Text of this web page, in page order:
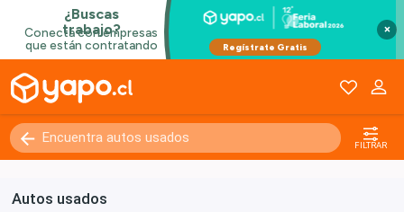
×
FILTRAR
Autos usados
Kilómetros 0 - 250000+